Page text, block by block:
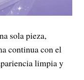
sola pieza,
continua con el
limpia y